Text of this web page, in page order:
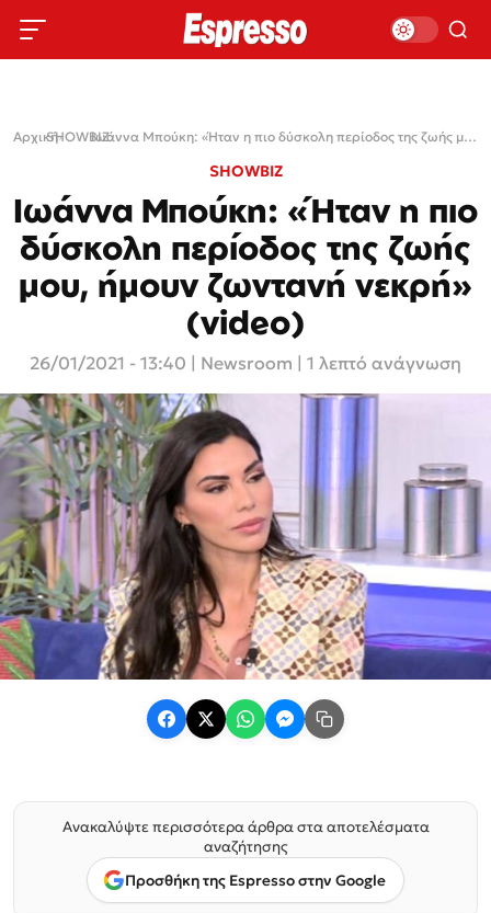
Αρχική›
SHOWBIZ› Ιωάννα Μπούκη: «Ήταν η πιο δύσκολη περίοδος της ζωής μου, ήμουν ζωντανή νεκρή» (video)
SHOWBIZ
Ιωάννα Μπούκη: «Ήταν η πιο
δύσκολη περίοδος της ζωής
μου, ήμουν ζωντανή νεκρή»
(video)
26/01/2021 - 13:40 Newsroom | 1 λεπτό ανάγνωση
Ανακαλύψτε περισσότερα άρθρα στα αποτελέσματα
αναζήτησης
Προσθήκη της Espresso στην Google